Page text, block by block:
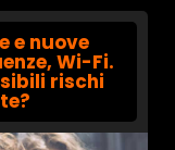
e nuove
Wi-Fi.
rischi